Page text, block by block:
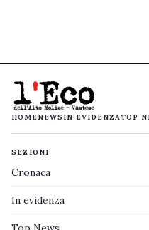
HOMENEWS IN EVIDENZATOP
SEZIONI
Cronaca
In evidenza